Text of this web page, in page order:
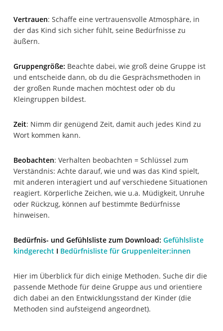
Vertrauen: Schaffe eine vertrauensvolle Atmosphäre, in
der das Kind sich sicher fühlt, seine Bedürfnisse zu
äußern.
Gruppengröße: Beachte dabei, wie groß deine Gruppe ist
und entscheide dann, ob du die Gesprächsmethoden in
der großen Runde machen möchtest oder ob du
Kleingruppen bildest.
Zeit: Nimm dir genügend Zeit, damit auch jedes Kind zu
Wort kommen kann.
Beobachten: Verhalten beobachten = Schlüssel zum
Verständnis: Achte darauf, wie und was das Kind spielt,
mit anderen interagiert und auf verschiedene Situationen
reagiert. Körperliche Zeichen, wie u.a. Müdigkeit, Unruhe
oder Rückzug, können auf bestimmte Bedürfnisse
hinweisen.
Bedürfnis- und Gefühlsliste zum Download: Gefühlsliste
kindgerechtI Bedürfnisliste für Gruppenleiter:innen
Hier im Überblick für dich einige Methoden. Suche dir die
passende Methode für deine Gruppe aus und orientiere
dich dabei an den Entwicklungsstand der Kinder (die
Methoden sind aufsteigend angeordnet).